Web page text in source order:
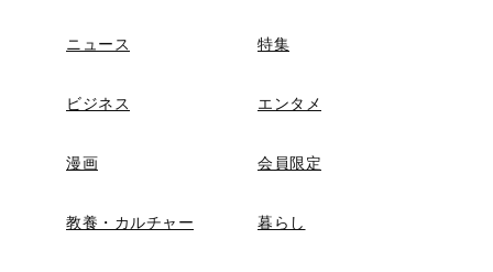
ニュース 特集
ビジネス エンタメ
漫画 会員限定
教養・カルチャー 暮らし